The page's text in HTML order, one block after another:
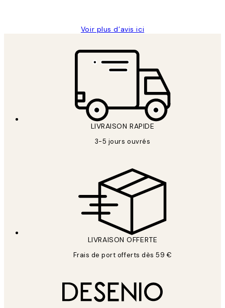
Voir plus d’avis ici
LIVRAISON RAPIDE
3-5 jours ouvrés
LIVRAISON OFFERTE
Frais de port offerts dès 59 €